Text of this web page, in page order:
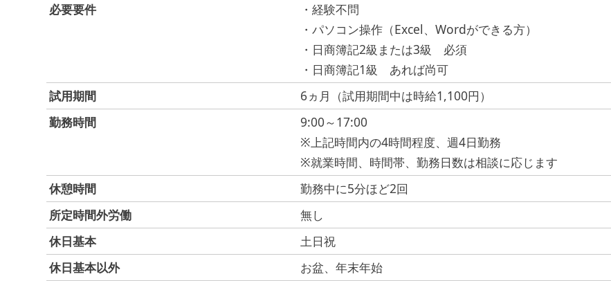
必要要件
・経験不問
・パソコン操作（Excel、Wordができる方）
・日商簿記2級または3級 必須
・日商簿記1級 あれば尚可
試用期間
6ヵ月（試用期間中は時給1,100円）
勤務時間
9:00～17:00
※上記時間内の4時間程度、週4日勤務
※就業時間、時間帯、勤務日数は相談に応じます
休憩時間
勤務中に5分ほど2回
所定時間外労働
無し
休日基本
土日祝
休日基本以外
お盆、年末年始